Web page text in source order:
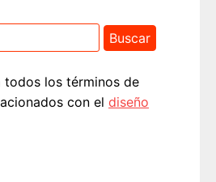
todos los términos de
con el diseño